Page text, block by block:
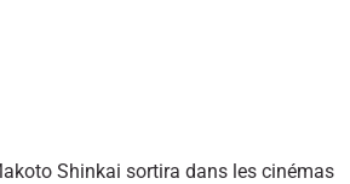
Shinkai sortira dans les cinémas